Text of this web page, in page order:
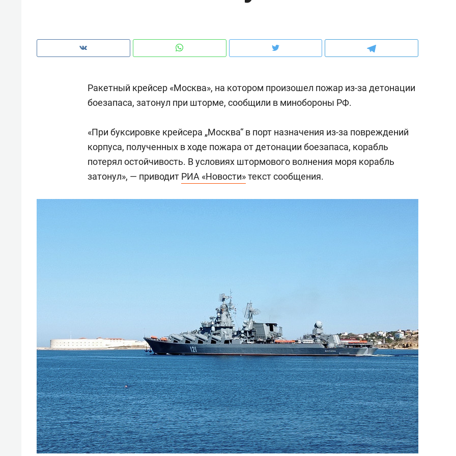
Ракетный крейсер «Москва», на котором произошел пожар из-за детонации
боезапаса, затонул при шторме, сообщили в минобороны РФ.
«При буксировке крейсера „Москва“ в порт назначения из-за повреждений
корпуса, полученных в ходе пожара от детонации боезапаса, корабль
потерял остойчивость. В условиях штормового волнения моря корабль
затонул», — приводит РИА «Новости»текст сообщения.
Оставить шум за волной: как
Рекомендуем
Психотерапевт «Фороса»:
Дизайнер-прораб